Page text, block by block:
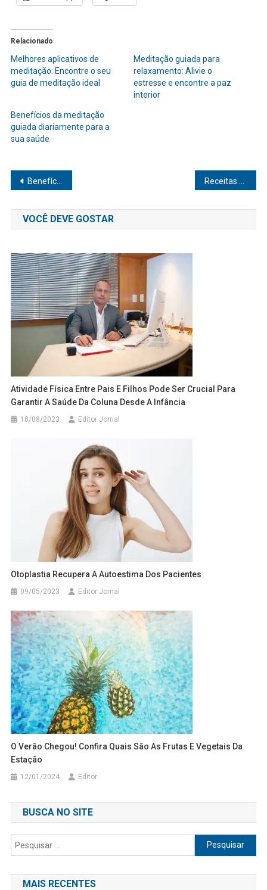
Relacionado
Melhores aplicativos de
meditação: Encontre o seu
guia de meditação ideal
Meditação guiada para
relaxamento: Alivie o
estresse e encontre a paz
interior
Benefícios da meditação
guiada diariamente para a
sua saúde
Navegação
de
Post
Benefícios da caminhada diária
VOCÊ DEVE GOSTAR
Atividade Física Entre Pais E Filhos Pode Ser Crucial Para
Garantir A Saúde Da Coluna Desde A Infância
10/08/2023 Editor Jornal
Otoplastia Recupera A Autoestima Dos Pacientes
09/05/2023 Editor Jornal
O Verão Chegou! Confira Quais São As Frutas E Vegetais Da
Estação
12/01/2024 Editor
BUSCA NO SITE
Pesquisar
por:
MAIS RECENTES